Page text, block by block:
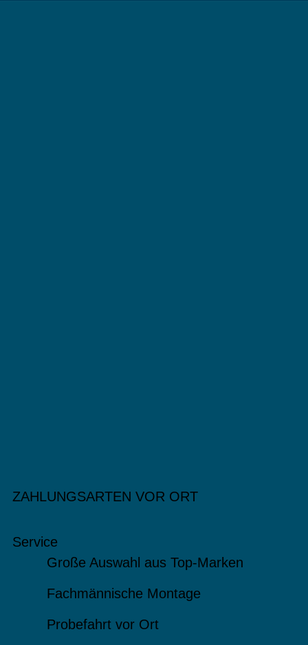
ZAHLUNGSARTEN VOR ORT
Service
Große Auswahl aus Top-Marken
Fachmännische Montage
Probefahrt vor Ort